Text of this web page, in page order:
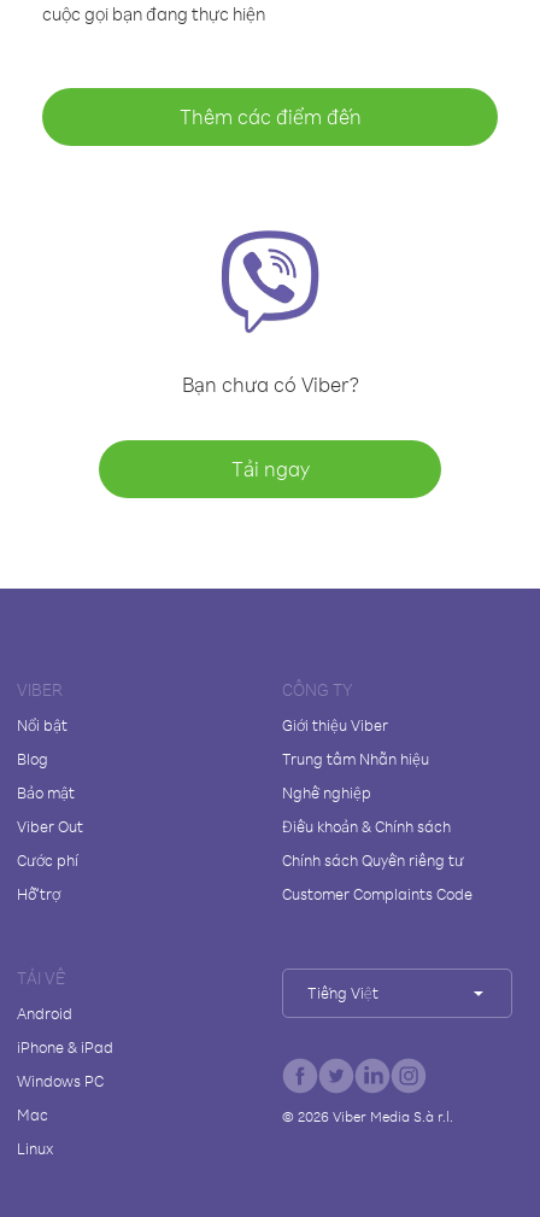
cuộc gọi bạn đang thực hiện
Thêm các điểm đến
Bạn chưa có Viber?
Tải ngay
VIBER
Nổi bật
Blog
Bảo mật
Viber Out
Cước phí
Hỗ trợ
CÔNG TY
Giới thiệu Viber
Trung tâm Nhãn hiệu
Nghề nghiệp
Điều khoản & Chính sách
Chính sách Quyền riêng tư
Customer Complaints Code
TẢI VỀ
Android
iPhone & iPad
Windows PC
Mac
Linux
Tiếng Việt
© 2026Viber Media S.à r.l.